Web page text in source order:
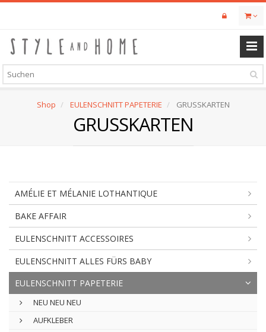
Skip
content
Shop EULENSCHNITT PAPETERIE GRUSSKARTEN
GRUSSKARTEN
AMÉLIE ET MÉLANIE LOTHANTIQUE
BAKE AFFAIR
EULENSCHNITT ACCESSOIRES
EULENSCHNITT ALLES FÜRS BABY
EULENSCHNITT PAPETERIE
NEU NEU NEU
AUFKLEBER